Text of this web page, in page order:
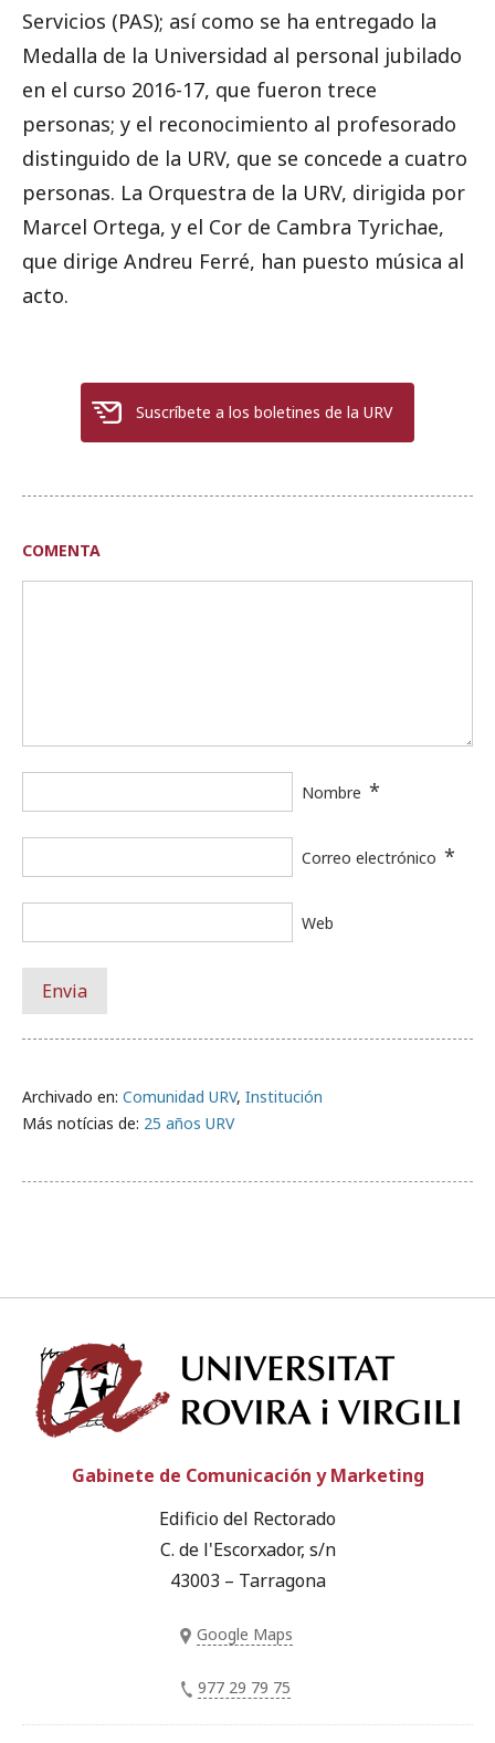
Servicios (PAS); así como se ha entregado la
Medalla de la Universidad al personal jubilado
en el curso 2016-17, que fueron trece
personas; y el reconocimiento al profesorado
distinguido de la URV, que se concede a cuatro
personas. La Orquestra de la URV, dirigida por
Marcel Ortega, y el Cor de Cambra Tyrichae,
que dirige Andreu Ferré, han puesto música al
acto.
Suscríbete a los boletines de la URV
Archivado en: Comunidad URV, Institución
Más notícias de: 25 años URV
COMENTA
Nombre *
Correo electrónico *
Web
Gabinete de Comunicación y Marketing
Edificio del Rectorado
C. de l'Escorxador, s/n
43003 – Tarragona
Google Maps
977 29 79 75